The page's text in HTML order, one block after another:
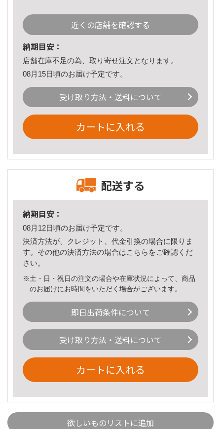
近くの店舗を確認する
納期目安：
店舗在庫不足の為、取り寄せ注文となります。
08月15日頃のお届け予定です。
受け取り方法・送料について
カートに入れる
配送する
納期目安：
08月12日頃のお届け予定です。
決済方法が、クレジット、代金引換の場合に限りま
す。その他の決済方法の場合はこちら をご確認くだ
さい。
※土・日・祝日の注文の場合や在庫状況によって、商品
のお届けにお時間をいただく場合がございます。
即日出荷条件について
受け取り方法・送料について
カートに入れる
欲しいものリストに追加